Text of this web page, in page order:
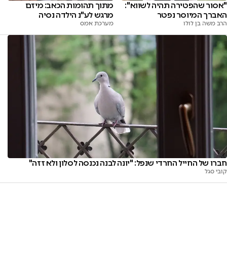
"אסור שהפטירה תהיה לשווא":
האברך המיוסר נפטר
הרב משה בן לולו
מתוך תהומות הכאב: מיזם
מרגש לע"נ הילדה נסיה
מערכת אמס
חברו של החייל החרדי שנפל: "יונה לבנה נכנסה לסלון ולא זזה"
קובי סגל